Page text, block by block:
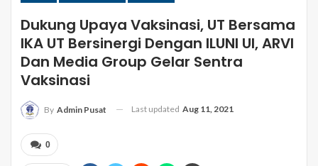
Dukung Upaya Vaksinasi, UT Bersama
IKA UT Bersinergi Dengan ILUNI UI, ARVI
Dan Media Group Gelar Sentra
Vaksinasi
By Admin Pusat Last updated Aug 11, 2021
0